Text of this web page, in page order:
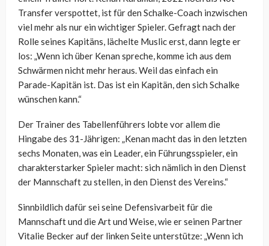
Transfer verspottet, ist für den Schalke-Coach inzwischen
viel mehr als nur ein wichtiger Spieler. Gefragt nach der
Rolle seines Kapitäns, lächelte Muslic erst, dann legte er
los: „Wenn ich über Kenan spreche, komme ich aus dem
Schwärmen nicht mehr heraus. Weil das einfach ein
Parade-Kapitän ist. Das ist ein Kapitän, den sich Schalke
wünschen kann.“
Der Trainer des Tabellenführers lobte vor allem die
Hingabe des 31-Jährigen: „Kenan macht das in den letzten
sechs Monaten, was ein Leader, ein Führungsspieler, ein
charakterstarker Spieler macht: sich nämlich in den Dienst
der Mannschaft zu stellen, in den Dienst des Vereins.“
Sinnbildlich dafür sei seine Defensivarbeit für die
Mannschaft und die Art und Weise, wie er seinen Partner
Vitalie Becker auf der linken Seite unterstütze: „Wenn ich